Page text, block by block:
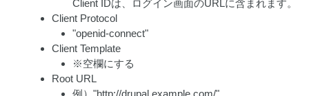
Client IDは、ログイン画面のURLに含まれます。
Client Protocol
"openid-connect"
Client Template
※空欄にする
Root URL
例）"http://drupal.example.com/"